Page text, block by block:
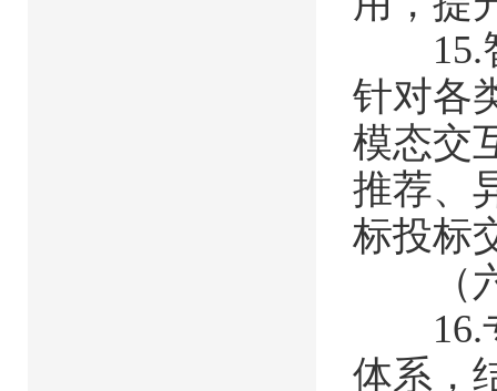
15.智
针对各
模态交
推荐、
标投标
（六
16.专
体系，